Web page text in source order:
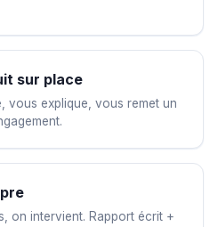
sur place
vous explique, vous remet un
on intervient. Rapport écrit +